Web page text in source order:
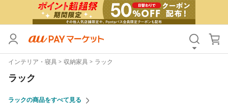
インテリア・寝具 収納家具 ラック
ラック
ラックの商品をすべて見る
カテゴリ すべて
価格